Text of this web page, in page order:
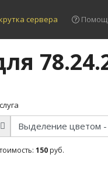
сервера
150 руб.